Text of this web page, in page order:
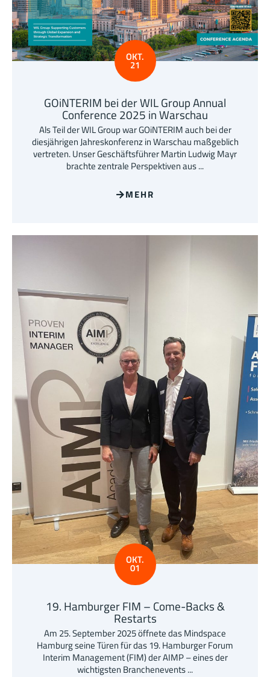
OKT.
21
GOiNTERIM bei der WIL Group Annual
Conference 2025 in Warschau
Als Teil der WIL Group war GOiNTERIM auch bei der
diesjährigen Jahreskonferenz in Warschau maßgeblich
vertreten. Unser Geschäftsführer Martin Ludwig Mayr
brachte zentrale Perspektiven aus ...
MEHR
OKT.
01
19. Hamburger FIM – Come-Backs &
Restarts
Am 25. September 2025 öffnete das Mindspace
Hamburg seine Türen für das 19. Hamburger Forum
Interim Management (FIM) der AIMP – eines der
wichtigsten Branchenevents ...